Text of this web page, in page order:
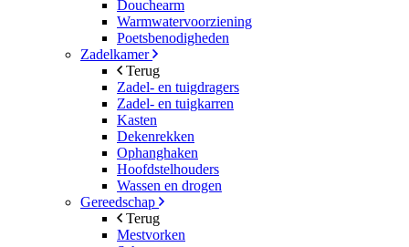
Douchearm
Warmwatervoorziening
Poetsbenodigheden
Zadelkamer
Terug
Zadel- en tuigdragers
Zadel- en tuigkarren
Kasten
Dekenrekken
Ophanghaken
Hoofdstelhouders
Wassen en drogen
Gereedschap
Terug
Mestvorken